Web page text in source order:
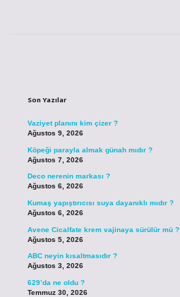
Son Yazılar
Vaziyet planını kim çizer ?
Ağustos 9, 2026
Köpeği parayla almak günah mıdır ?
Ağustos 7, 2026
Deco nerenin markası ?
Ağustos 6, 2026
Kumaş yapıştırıcısı suya dayanıklı mıdır ?
Ağustos 6, 2026
Avene Cicalfate krem vajinaya sürülür mü ?
Ağustos 5, 2026
ABC neyin kısaltmasıdır ?
Ağustos 3, 2026
629’da ne oldu ?
Temmuz 30, 2026